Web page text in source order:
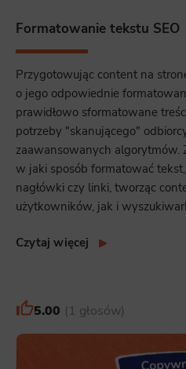
Formatowanie tekstu SEO
Przygotowując content na
o jego odpowiednie
prawidłowo sformatowane
potrzeby "skanującego"
zaawansowanych algorytmów.
w jaki sposób formatować
nagłówki czy linki, tworząc
użytkowników, jak i
Czytaj więcej
5.00 1 głosów